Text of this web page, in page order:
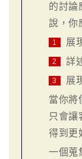
的討論
說，你
1 展
2 詳
3
展
當你將
只會讓
得到更
一個蒐